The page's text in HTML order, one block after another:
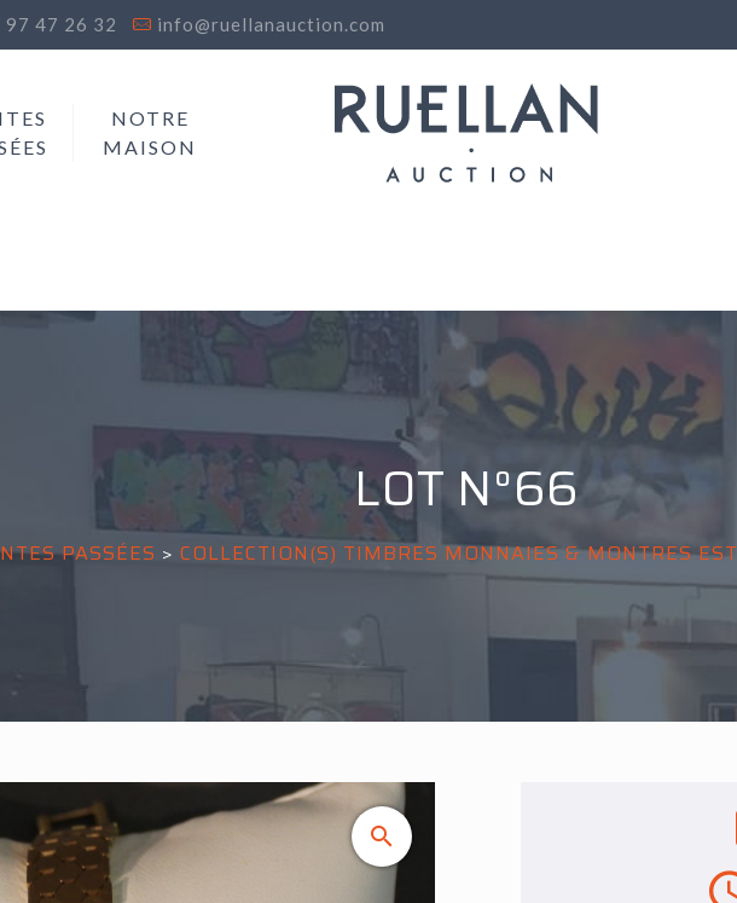
97 47 26 32 info@ruellanauction.com
NOTRE
MAISON
LOT N°66
PASSÉES > COLLECTION(S) TIMBRES MONNAIES & MONTRES